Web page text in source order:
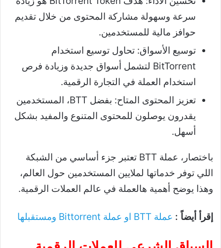
سرعة وسهولة مشاركة المحتوى من خلال تقديم
حوافز مالية للمستخدمين.
توسيع الأسواق: تحاول توسيع استخدام
BitTorrent لتشمل أسواق جديدة وزيادة فرص
استخدام العملة في التجارة الرقمية.
تعزيز المحتوى المتاح: بفضل BTT، المستخدمين
يقدرون يوصلون للمحتوى المتنوع والمفيد بشكل
أسهل.
باختصار، عملة BTT تعتبر جزء أساسي من الشبكة
اللي توفر خدماتها لملايين المستخدمين حول العالم،
وهذا يوضح أهمية هالعملة في عالم العملات الرقمية.
إقرأ أيضاً : عملة BTT او عملة Bittorrent ومستقبلها